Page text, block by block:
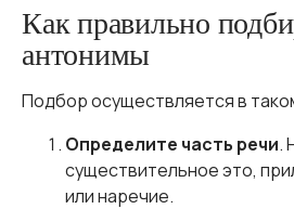
Как правильно
антонимы
Подбор осуществляется в
Определите часть речи.
существительное это,
или наречие.